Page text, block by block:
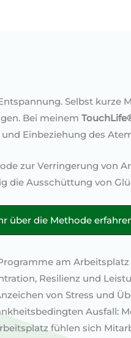
Selbst kurze
Bei meinem
Einbeziehung des
zur Verringerung von
die Ausschüttung von
über die Methode
am
Resilienz und
von Stress und
Ausfall:
fühlen sich